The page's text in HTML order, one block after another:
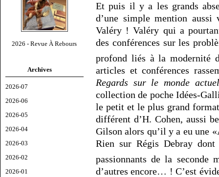
2026 - Revue À Rebours
Archives
2026-07
2026-06
2026-05
2026-04
2026-03
2026-02
2026-01
Et puis il y a les grands
d’une simple mention aussi
Valéry ! Valéry qui a
des conférences sur les
profond liés à la modernité
articles et conférences
Regards sur le monde actuel
collection de poche Idées-
le petit et le plus grand
différent d’H. Cohen, aussi
Gilson alors qu’il y a eu une
Rien sur Régis Debray
passionnants de la seconde
d’autres encore… ! C’est